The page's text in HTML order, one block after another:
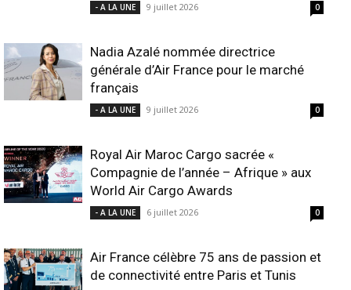
- A LA UNE 9 juillet 2026 0
Nadia Azalé nommée directrice
générale d’Air France pour le marché
français
- A LA UNE 9 juillet 2026 0
Royal Air Maroc Cargo sacrée «
Compagnie de l’année – Afrique » aux
World Air Cargo Awards
- A LA UNE 6 juillet 2026 0
Air France célèbre 75 ans de passion et
de connectivité entre Paris et Tunis